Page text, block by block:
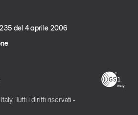
del 4 aprile 2006
Tutti i diritti riservati -